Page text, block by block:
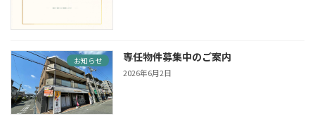
お知らせ 専任物件募集中のご案内
2026年6月2日